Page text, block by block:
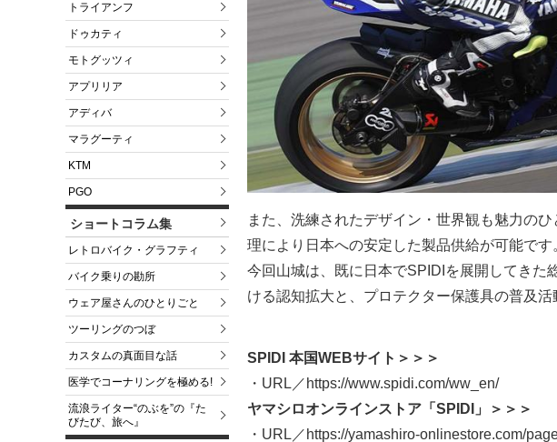
トライアンフ
ドゥカティ
モトグッツィ
アプリリア
アディバ
マラグーティ
KTM
PGO
ショートコラム集
レトロバイク・グラフティ
バイク乗りの勘所
ウェア屋さんのひとりごと
ツーリングのつぼ
カスタムの真面目な話
医学でコーナリングを極める!
流浪ライター“のぶを”の『た
びたび、旅へ』
また、洗練されたデザイン・世界観も魅力の
理により日本への安定した製品供給が可能です
今回山城は、既に日本でSPIDIを展開してきた
ける認知拡大と、プロテクター保護具の普及活
SPIDI 本国WEBサイト＞＞＞
・URL／https://www.spidi.com/ww_en/
ヤマシロオンラインストア「SPIDI」＞＞＞
・URL／https://yamashiro-onlinestore.com/